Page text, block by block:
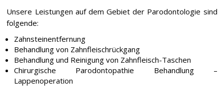
Unsere Leistungen auf dem Gebiet der Parodontologie sind
folgende:
Zahnsteinentfernung
Behandlung von Zahnfleischrückgang
Behandlung und Reinigung von Zahnfleisch-Taschen
Chirurgische Parodontopathie Behandlung –
Lappenoperation